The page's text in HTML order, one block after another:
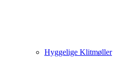
Hyggelige Klitmøller